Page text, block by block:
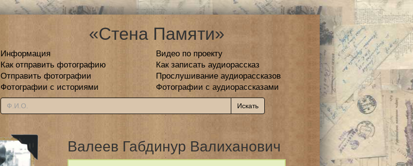
«Стена Памяти»
Информация
Видео по проекту
Как отправить фотографию
Как записать аудиорассказ
Отправить фотографии
Прослушивание аудиорассказов
Фотографии с историями
Фотографии с аудиорассказами
Валеев Габдинур Валиханович